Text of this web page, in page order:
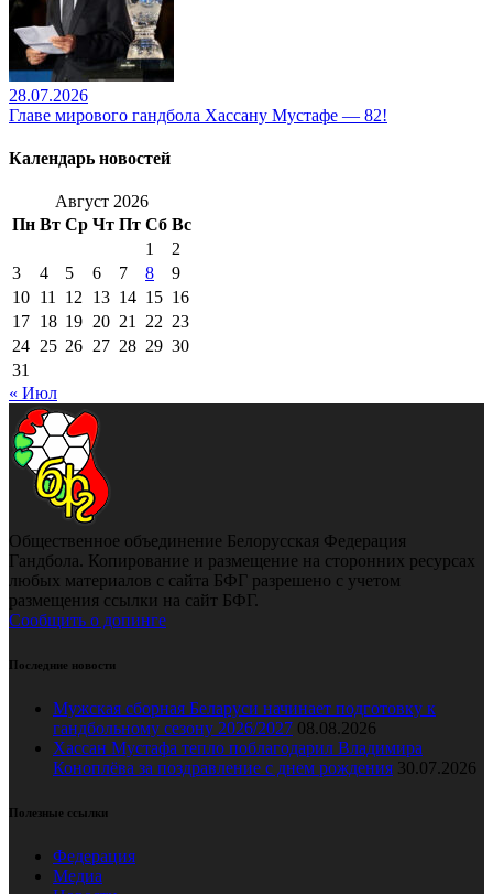
28.07.2026
Главе мирового гандбола Хассану Мустафе — 82!
Календарь новостей
Август 2026
Пн Вт Ср Чт Пт Сб Вс
1
2
3
4 5 6 7 8
9
10 11 12 13 14 15 16
17 18 19 20 21 22 23
24 25 26 27 28 29 30
31
« Июл
Общественное объединение Белорусская Федерация
Гандбола. Копирование и размещение на сторонних ресурсах
любых материалов с сайта БФГ разрешено с учетом
размещения ссылки на сайт БФГ.
Сообщить о допинге
Последние новости
Мужская сборная Беларуси начинает подготовку к
гандбольному сезону 2026/2027 08.08.2026
Хассан Мустафа тепло поблагодарил Владимира
Коноплёва за поздравление с днем рождения 30.07.2026
Полезные ссылки
Федерация
Медиа